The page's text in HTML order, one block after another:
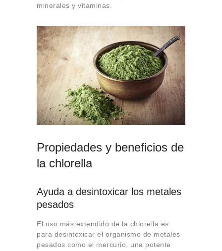
minerales y vitaminas.
Propiedades y beneficios de
la chlorella
Ayuda a desintoxicar los metales
pesados
El uso más extendido de la chlorella es
para desintoxicar el organismo de metales
pesados como el mercurio, una potente